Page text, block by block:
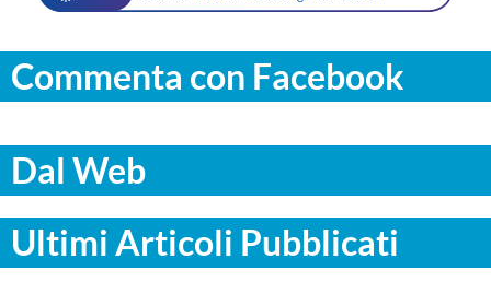
Commenta con Facebook
Dal Web
Ultimi Articoli Pubblicati
PALERMO